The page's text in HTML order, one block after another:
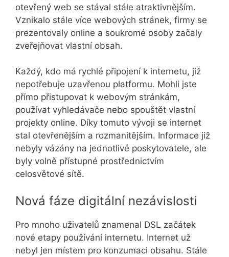
otevřený web se stával stále atraktivnějším.
Vznikalo stále více webových stránek, firmy se
prezentovaly online a soukromé osoby začaly
zveřejňovat vlastní obsah.
Každý, kdo má rychlé připojení k internetu, již
nepotřebuje uzavřenou platformu. Mohli jste
přímo přistupovat k webovým stránkám,
používat vyhledávače nebo spouštět vlastní
projekty online. Díky tomuto vývoji se internet
stal otevřenějším a rozmanitějším. Informace již
nebyly vázány na jednotlivé poskytovatele, ale
byly volně přístupné prostřednictvím
celosvětové sítě.
Nová fáze digitální nezávislosti
Pro mnoho uživatelů znamenal DSL začátek
nové etapy používání internetu. Internet už
nebyl jen místem pro konzumaci obsahu. Stále